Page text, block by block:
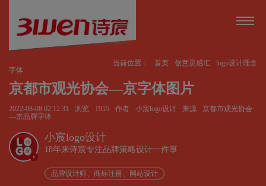
当前位置： 首页 创意灵感汇
logo设计理念
字体
京都市观光协会—京字体图片
2022-08-08 02:12:31 浏览 1955 作者 小宸logo设计 来源
京都市观光协会
—京品牌字体
v
小宸logo设计
18年来诗宸专注品牌策略设计一件事
品牌设计师、商标注册、网站设计